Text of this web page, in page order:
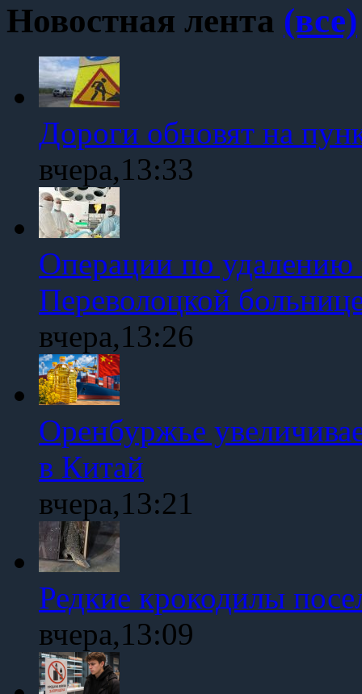
Новостная лента (все)
Дороги обновят на
вчера,13:33
Операции по удалению
Переволоцкой
вчера,13:26
Оренбуржье
в Китай
вчера,13:21
Редкие крокодилы
вчера,13:09